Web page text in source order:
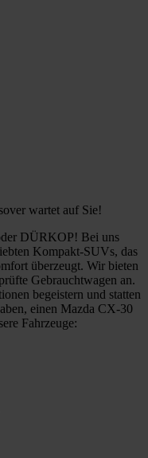
wartet auf Sie!
DÜRKOP! Bei uns
Kompakt-SUVs, das
überzeugt. Wir bieten
Gebrauchtwagen an.
begeistern und statten
einen Mazda CX-30
Fahrzeuge: